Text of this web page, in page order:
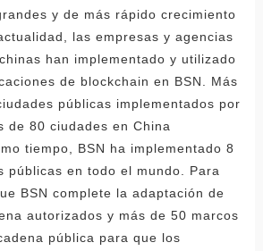
y de más rápido crecimiento
las empresas y agencias
han implementado y utilizado
de blockchain en BSN. Más
públicas implementados por
de 80 ciudades en China
tiempo, BSN ha implementado 8
públicas en todo el mundo. Para
BSN complete la adaptación de
autorizados y más de 50 marcos
pública para que los